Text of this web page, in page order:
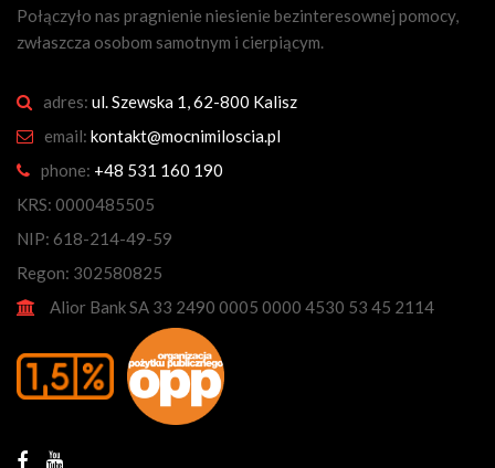
Połączyło nas pragnienie niesienie bezinteresownej pomocy,
zwłaszcza osobom samotnym i cierpiącym.
adres: ul. Szewska 1, 62-800 Kalisz
email: kontakt@mocnimiloscia.pl
phone: +48 531 160 190
KRS: 0000485505
NIP: 618-214-49-59
Regon: 302580825
Alior Bank SA 33 2490 0005 0000 4530 53 45 2114